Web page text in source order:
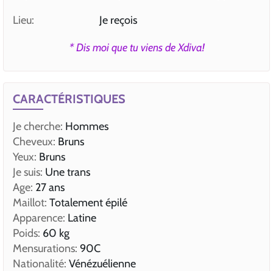
Lieu: Je reçois
* Dis moi que tu viens de Xdiva!
CARACTÉRISTIQUES
Je cherche: Hommes
Cheveux: Bruns
Yeux: Bruns
Je suis: Une trans
Age: 27 ans
Maillot: Totalement épilé
Apparence: Latine
Poids: 60 kg
Mensurations: 90C
Nationalité: Vénézuélienne